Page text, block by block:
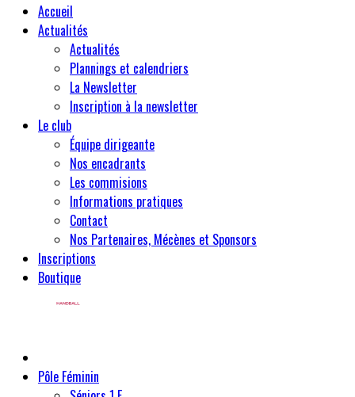
Accueil
Actualités
Actualités
Plannings et calendriers
La Newsletter
Inscription à la newsletter
Le club
Équipe dirigeante
Nos encadrants
Les commisions
Informations pratiques
Contact
Nos Partenaires, Mécènes et Sponsors
Inscriptions
Boutique
Pôle Féminin